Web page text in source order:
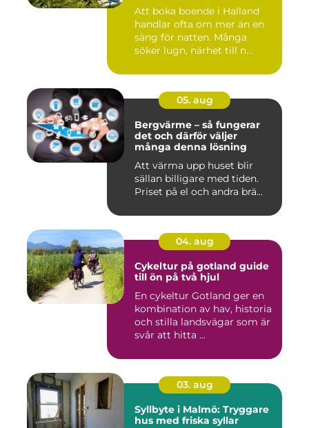
Att boka boende i Halland
handlar ofta om mer än en
säng för natten. Många
söker lugn, närhet till n...
05. aug
Bergvärme – så fungerar
det och därför väljer
många denna lösning
Att värma upp huset blir
sällan billigare med tiden.
Priset på el och andra brä...
04. aug
Cykeltur på gotland guide
till ön på två hjul
En cykeltur Gotland ger en
kombination av hav, historia
och stilla landsvägar som är
svår att hitta ...
03. aug
Syllbyte i Malmö: Tryggare
hus med friska syllar